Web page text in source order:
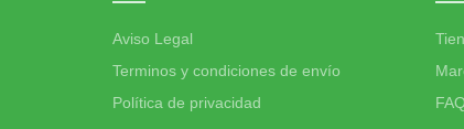
Aviso Legal
Terminos y condiciones de envío
Política de privacidad